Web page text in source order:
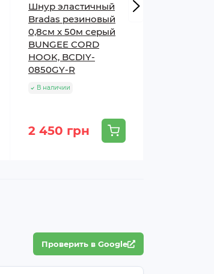
Шнур эластичный
Bradas резиновый
0,8см x 50м серый
BUNGEE CORD
HOOK, BCDIY-
0850GY-R
В наличии
2 450 грн
Проверить в Google